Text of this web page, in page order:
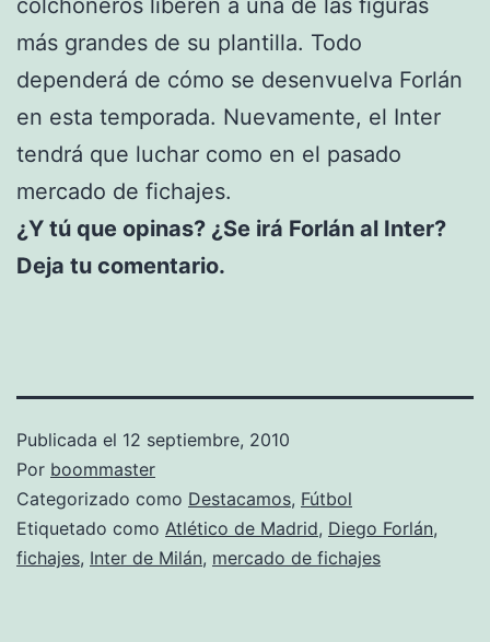
más grandes de su plantilla. Todo
dependerá de cómo se desenvuelva Forlán
en esta temporada. Nuevamente, el Inter
tendrá que luchar como en el pasado
mercado de fichajes.
¿Y tú que opinas? ¿Se irá Forlán al Inter?
Deja tu comentario.
Publicada el 12 septiembre, 2010
Por boommaster
Categorizado como Destacamos, Fútbol
Etiquetado como Atlético de Madrid, Diego Forlán,
fichajes, Inter de Milán, mercado de fichajes